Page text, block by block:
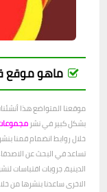
ماهو موقع
موقعنا المتواضع هذا
بشكل كبير في نشر
خلال روابط انضمام قمنا
تساعد في البحث عن
الدينية، جروبات اقتباسات
الاخرى ساعدنا بنشرها من